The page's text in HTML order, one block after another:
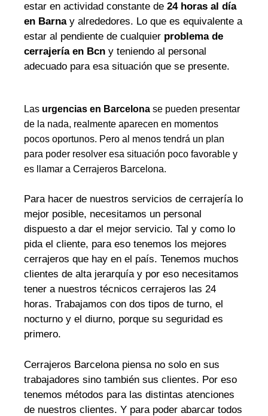
estar en actividad constante de 24 horas al día
en Barnay alrededores. Lo que es equivalente a
estar al pendiente de cualquier problema de
cerrajería en Bcn y teniendo al personal
adecuado para esa situación que se presente.
Las urgencias en Barcelona se pueden presentar
de la nada, realmente aparecen en momentos
pocos oportunos. Pero al menos tendrá un plan
para poder resolver esa situación poco favorable y
es llamar a Cerrajeros Barcelona.
Para hacer de nuestros servicios de cerrajería lo
mejor posible, necesitamos un personal
dispuesto a dar el mejor servicio. Tal y como lo
pida el cliente, para eso tenemos los mejores
cerrajeros que hay en el país. Tenemos muchos
clientes de alta jerarquía y por eso necesitamos
tener a nuestros técnicos cerrajeros las 24
horas. Trabajamos con dos tipos de turno, el
nocturno y el diurno, porque su seguridad es
primero.
Cerrajeros Barcelona piensa no solo en sus
trabajadores sino también sus clientes. Por eso
tenemos métodos para las distintas atenciones
de nuestros clientes. Y para poder abarcar todos